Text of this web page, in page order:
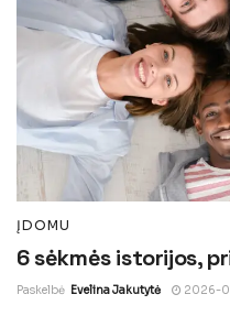
ĮDOMU
6 sėkmės istorijos,
Paskelbė Evelina Jakutytė 2026-